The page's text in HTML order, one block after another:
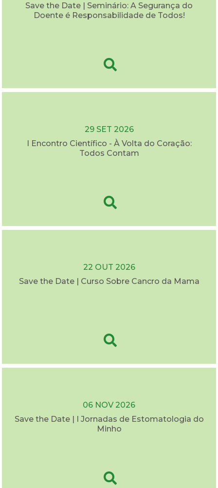
Save the Date | Seminário: A Segurança do
Doente é Responsabilidade de Todos!
29 SET 2026
I Encontro Científico - À Volta do Coração:
Todos Contam
22 OUT 2026
Save the Date | Curso Sobre Cancro da Mama
06 NOV 2026
Save the Date | I Jornadas de Estomatologia do
Minho